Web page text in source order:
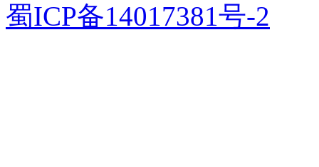
蜀ICP备14017381号-2